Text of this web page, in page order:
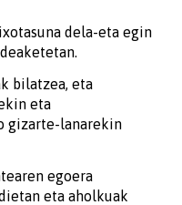
dela-eta egin
bilatzea, eta
eta
gizarte-lanarekin
egoera
eta aholkuak